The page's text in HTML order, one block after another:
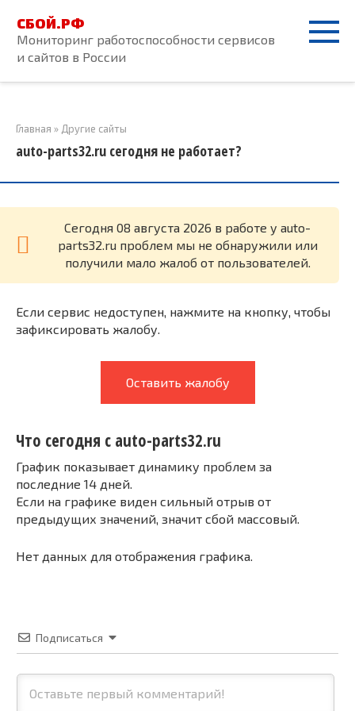
контенту
СБОЙ.РФ
Мониторинг работоспособности сервисов
и сайтов в России
Главная » Другие сайты
auto-parts32.ru сегодня не работает?
Cегодня 08 августа 2026 в работе у auto-
parts32.ru проблем мы не обнаружили или
получили мало жалоб от пользователей.
Если сервис недоступен, нажмите на кнопку, чтобы
зафиксировать жалобу.
Оставить жалобу
Что сегодня с auto-parts32.ru
График показывает динамику проблем за
последние 14 дней.
Если на графике виден сильный отрыв от
предыдущих значений, значит сбой массовый.
Нет данных для отображения графика.
Подписаться